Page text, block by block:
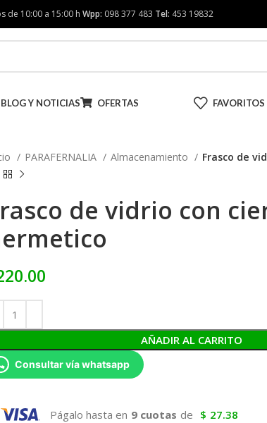
de 10:00 a 15:00 h Wpp: 098 377 483 Tel: 453 19832
BLOG Y NOTICIAS OFERTAS FAVORITOS
PARAFERNALIA Almacenamiento Frasco de
de vidrio con
AÑADIR AL CARRITO
Consultar vía whatsapp
Págalo hasta en 9 cuotas de $ 27.38